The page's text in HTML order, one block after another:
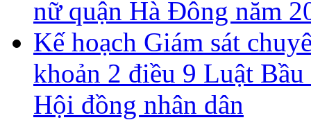
nữ quận Hà Đông năm
Kế hoạch Giám sát
khoản 2 điều 9 Luật
Hội đồng nhân dân